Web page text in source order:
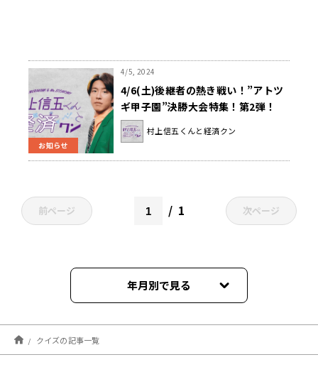
お知らせ
4/5, 2024
4/6(土)後継者の熱き戦い！”アトツ
ギ甲子園”決勝大会特集！第2弾！
『村上信五くんと経済クン』
村上信五くんと経済クン
前ページ 1 次ページ
年月別で見る
2026年04月
2026年03月
クイズの記事一覧